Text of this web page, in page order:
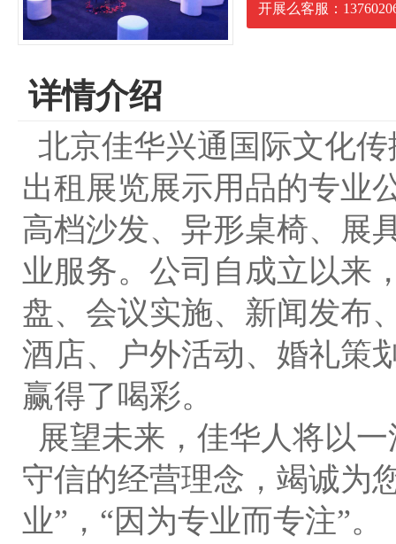
开展么客服：
详情介绍
北京佳华兴通国际文化
出租展览展示用品的专业
高档沙发、异形桌椅、展
业服务。公司自成立以来
盘、会议实施、新闻发布
酒店、户外活动、婚礼策
赢得了喝彩。
展望未来，佳华人将以
守信的经营理念，竭诚为
业”，“因为专业而专注”。